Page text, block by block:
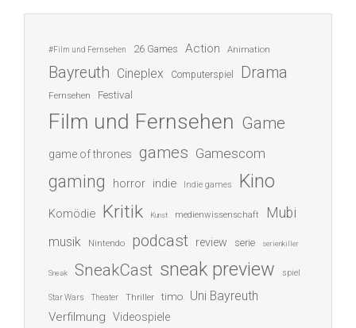
#Film und Fernsehen 26 Games Action Animation
Bayreuth Cineplex Computerspiel Drama
Fernsehen Festival
Film und Fernsehen Game
game of thrones games Gamescom
gaming horror indie Indie games Kino
Komödie Kritik Kunst medienwissenschaft Mubi
musik Nintendo podcast review serie serienkiller
Sneak SneakCast sneak preview spiel
Star Wars Theater Thriller timo Uni Bayreuth
Verfilmung Videospiele